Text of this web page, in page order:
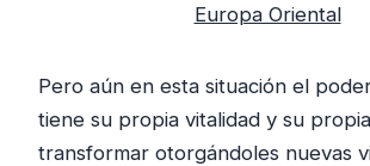
Europa Oriental
Pero aún en esta situación el
tiene su propia vitalidad y su
transformar otorgándoles nuevas